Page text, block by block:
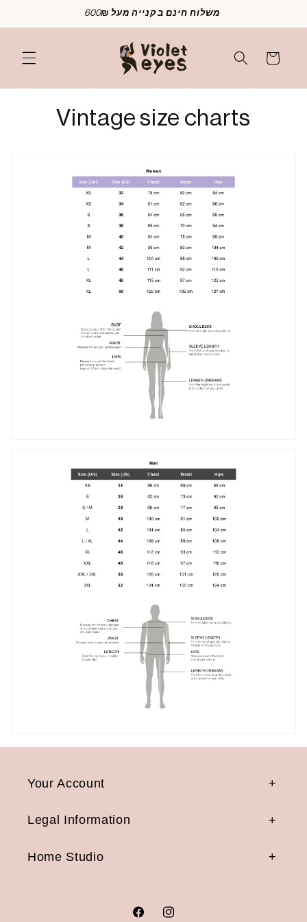
משלוח חינם בקנייה מעל 600₪
Cart
Vintage size charts
Your Account
Legal Information
Home Studio
FacebookInstagram